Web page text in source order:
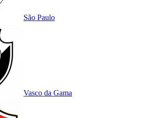
São Paulo
Vasco da Gama